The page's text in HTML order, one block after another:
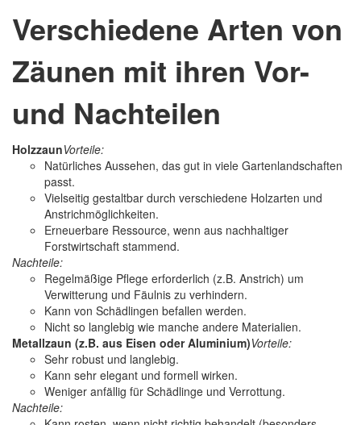
Verschiedene Arten von
Zäunen mit ihren Vor-
und Nachteilen
HolzzaunVorteile:
Natürliches Aussehen, das gut in viele Gartenlandschaften
passt.
Vielseitig gestaltbar durch verschiedene Holzarten und
Anstrichmöglichkeiten.
Erneuerbare Ressource, wenn aus nachhaltiger
Forstwirtschaft stammend.
Nachteile:
Regelmäßige Pflege erforderlich (z.B. Anstrich) um
Verwitterung und Fäulnis zu verhindern.
Kann von Schädlingen befallen werden.
Nicht so langlebig wie manche andere Materialien.
Metallzaun (z.B. aus Eisen oder Aluminium)Vorteile:
Sehr robust und langlebig.
Kann sehr elegant und formell wirken.
Weniger anfällig für Schädlinge und Verrottung.
Nachteile: